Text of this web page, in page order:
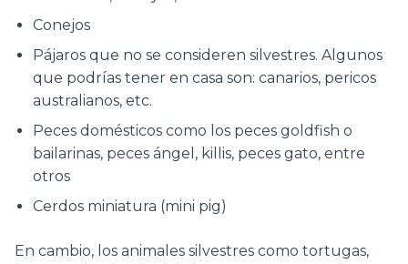
Conejos
Pájaros que no se consideren silvestres. Algunos
que podrías tener en casa son: canarios, pericos
australianos, etc.
Peces domésticos como los peces goldfish o
bailarinas, peces ángel, killis, peces gato, entre
otros
Cerdos miniatura (mini pig)
En cambio, los animales silvestres como tortugas,